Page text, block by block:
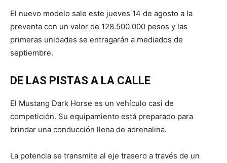
El nuevo modelo sale este jueves 14 de agosto a la
preventa con un valor de 128.500.000 pesos y las
primeras unidades se entragarán a mediados de
septiembre.
DE LAS PISTAS A LA CALLE
El Mustang Dark Horse es un vehículo casi de
competición. Su equipamiento está preparado para
brindar una conducción llena de adrenalina.
La potencia se transmite al eje trasero a través de un